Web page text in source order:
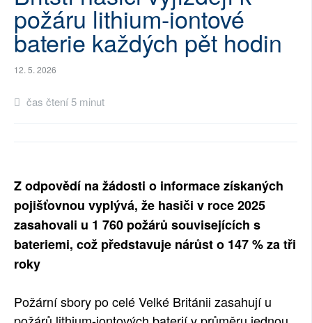
SOCIÁLNÍ SÍTĚ
RUBRIKY
požáru lithium-iontové
baterie každých pět hodin
12. 5. 2026
čas čtení 5 minut
Z odpovědí na žádosti o informace získaných
pojišťovnou vyplývá, že hasiči v roce 2025
zasahovali u 1 760 požárů souvisejících s
bateriemi, což představuje nárůst o 147 % za tři
roky
Požární sbory po celé Velké Británii zasahují u